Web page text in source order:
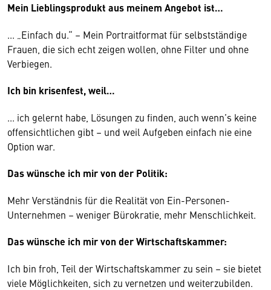
Mein Lieblingsprodukt aus meinem Angebot ist…
... „Einfach du.“ – Mein Portraitformat für selbstständige
Frauen, die sich echt zeigen wollen, ohne Filter und ohne
Verbiegen.
Ich bin krisenfest, weil…
... ich gelernt habe, Lösungen zu finden, auch wenn’s keine
offensichtlichen gibt – und weil Aufgeben einfach nie eine
Option war.
Das wünsche ich mir von der Politik:
Mehr Verständnis für die Realität von Ein-Personen-
Unternehmen – weniger Bürokratie, mehr Menschlichkeit.
Das wünsche ich mir von der Wirtschaftskammer:
Ich bin froh, Teil der Wirtschaftskammer zu sein – sie bietet
viele Möglichkeiten, sich zu vernetzen und weiterzubilden.